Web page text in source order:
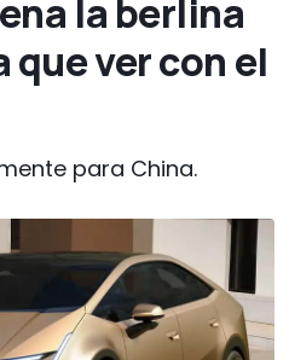
la berlina
que ver con el
para China.